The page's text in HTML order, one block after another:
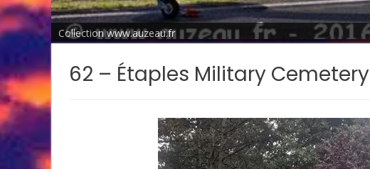
Collection www.auzeau.fr
62 – Étaples Military Cemetery